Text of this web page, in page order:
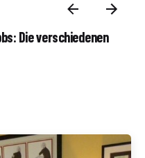
Die verschiedenen